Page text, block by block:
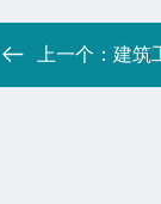
上一个： 建筑